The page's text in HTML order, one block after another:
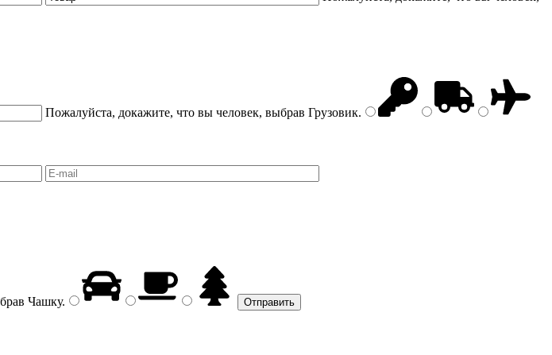
Пожалуйста, докажите, что вы человек, выбрав Грузовик.
Чашку.